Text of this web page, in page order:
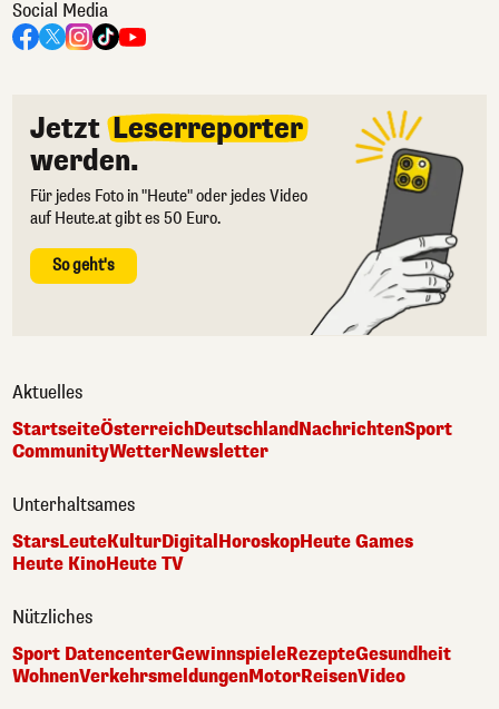
Social Media
Jetzt Leserreporter
werden.
Für jedes Foto in "Heute" oder jedes Video
auf Heute.at gibt es 50 Euro.
So geht's
Aktuelles
StartseiteÖsterreichDeutschlandNachrichtenSport
CommunityWetterNewsletter
Unterhaltsames
StarsLeuteKulturDigital HoroskopHeute Games
Heute KinoHeute TV
Nützliches
Sport DatencenterGewinnspieleRezepteGesundheit
WohnenVerkehrsmeldungenMotorReisenVideo